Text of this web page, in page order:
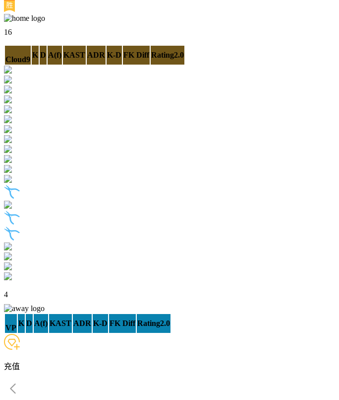
16
Cloud9
K D A(f) KAST ADR K-D FK Diff Rating2.0
4
VP
K D A(f) KAST ADR K-D FK Diff Rating2.0
充值